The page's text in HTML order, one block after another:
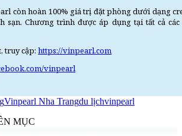
còn hoàn 100% giá trị đặt phòng dưới dạng
sạn. Chương trình được áp dụng tại tất cả
truy cập:https://vinpearl.com
vinpearl
Vinpearl Nha Trangdu lịchvinpearl
MỤC